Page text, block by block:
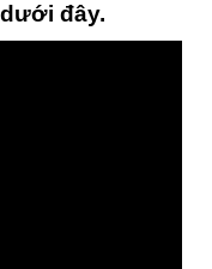
đây.